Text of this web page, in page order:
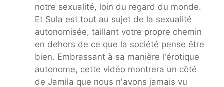
notre sexualité, loin du regard du monde.
Et Sula est tout au sujet de la sexualité
autonomisée, taillant votre propre chemin
en dehors de ce que la société pense être
bien. Embrassant à sa manière l'érotique
autonome, cette vidéo montrera un côté
de Jamila que nous n'avons jamais vu